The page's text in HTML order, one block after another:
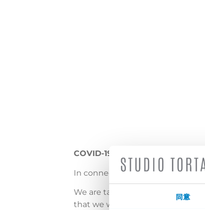
同意
COVID-19 UPDATE FROM
In connection with the
We are taking measures to
that we will be able to face the